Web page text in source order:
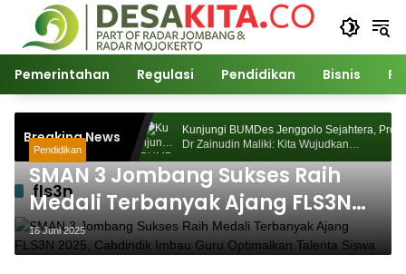
Langsung
konten
Pemerintahan Regulasi Pendidikan Bisnis
Breaking News
Morosunggingan
Kajian Akademik
Kunjungi BUMDes Jenggolo Sejahtera, Prof
Dr Zainudin Maliki: Kita Wujudkan
Kemandirian Ekonomi dengan Potensi Desa
fls3n
Pendidikan
SMAN 3 Jombang Sukses Raih
Medali Terbanyak Ajang FLS3N
2025, Cabdindik Imbau Guru
Optimalkan Talenta Siswa
16 Juni 2025